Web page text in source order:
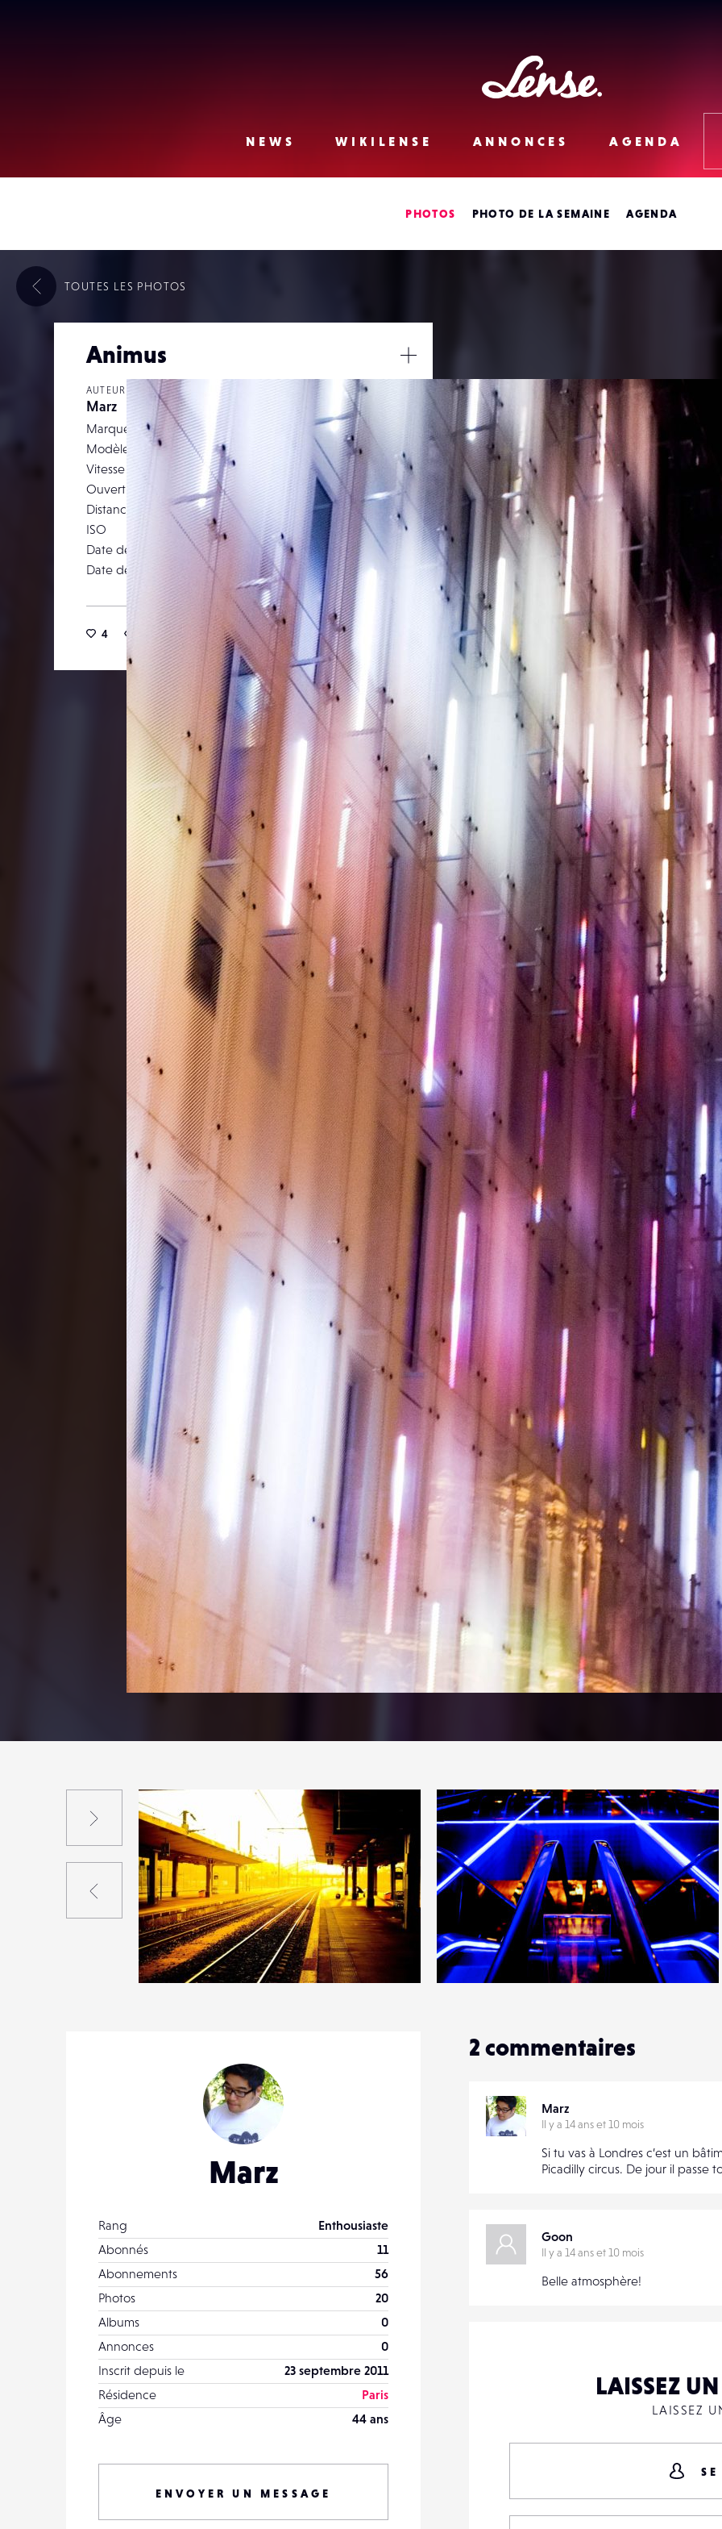
Lense
NEWS
WIKILENSE ANNONCES AGENDA
PHOTOS PHOTO DE LA SEMAINE AGENDA
Animus
AUTEUR
Marz
Marque
FUJIFILM
Modèle
FinePix X100
Vitesse d’obturation
Ouverture
f/2
Distance focale
23 mm
ISO
320
Date de prise de vue
01 octobre 2011
Date de publication
03 octobre 2011
4
/
Fermer
TOUTES LES PHOTOS
20 13
Précédent
Marz
Rang
Enthousiaste
Abonnés
11
Abonnements
56
Photos
20
Albums
0
Annonces
0
Inscrit depuis le
23 septembre 2011
Résidence
Paris
Âge
44 ans
ENVOYER UN MESSAGE
2 commentaires
Marz
Il y a 14 ans et 10 mois
Si tu vas à Londres c’est un
Picadilly circus. De jour il passe
Goon
Il y a 14 ans et 10 mois
Belle atmosphère!
LAISSEZ
LAISSEZ